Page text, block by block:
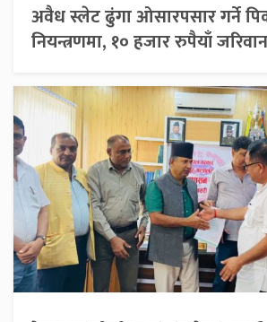
अवैध स्लेट ढुंगा ओसारपसार गर्ने
नियन्त्रणमा, १० हजार रुपैयाँ